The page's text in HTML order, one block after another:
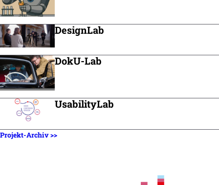
DesignLab
DokU-Lab
UsabilityLab
Projekt-Archiv >>